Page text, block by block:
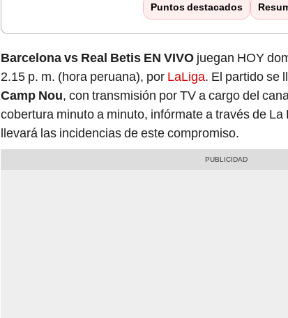
Puntos destacados
Barcelona vs Real Betis EN VIVO juegan HOY
2.15 p. m. (hora peruana), por LaLiga. El partido se
Camp Nou, con transmisión por TV a cargo del
cobertura minuto a minuto, infórmate a través de
llevará las incidencias de este compromiso.